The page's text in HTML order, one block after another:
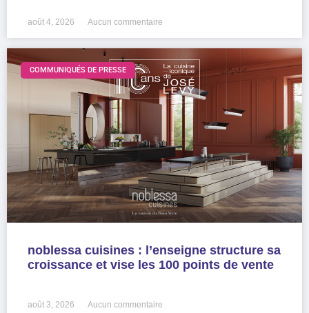
août 4, 2026 Aucun commentaire
COMMUNIQUÉS DE PRESSE
noblessa cuisines : l’enseigne structure sa
croissance et vise les 100 points de vente
août 3, 2026 Aucun commentaire